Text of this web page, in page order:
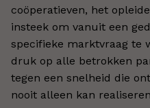
coöperatieven, het
insteek om vanuit een
specifieke marktvraag te
druk op alle betrokken
tegen een snelheid die
nooit alleen kan